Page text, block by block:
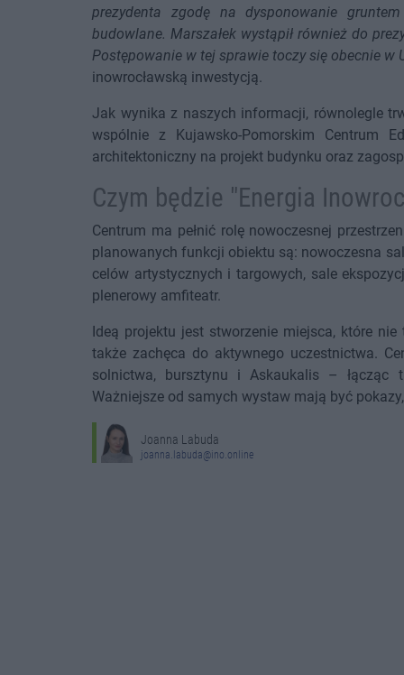
prezydenta zgodę na dysponowanie
budowlane. Marszałek wystąpił również do
Postępowanie w tej sprawie toczy się obecnie w
inowrocławską inwestycją.
Jak wynika z naszych informacji, równolegle
wspólnie z Kujawsko-Pomorskim Centrum
architektoniczny na projekt budynku oraz
Czym będzie "Energia
Centrum ma pełnić rolę nowoczesnej
planowanych funkcji obiektu są: nowoczesna
celów artystycznych i targowych, sale
plenerowy amfiteatr.
Ideą projektu jest stworzenie miejsca, które
także zachęca do aktywnego uczestnictwa.
solnictwa, bursztynu i Askaukalis – łącząc
Ważniejsze od samych wystaw mają być
Joanna Labuda
joanna.labuda@ino.online